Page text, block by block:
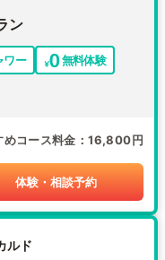
ン
ワー
無料体験
めコース料金 16,800円
体験・相談予約
ルド